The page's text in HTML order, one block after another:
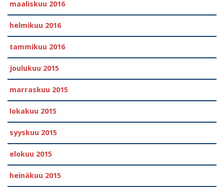
maaliskuu 2016
helmikuu 2016
tammikuu 2016
joulukuu 2015
marraskuu 2015
lokakuu 2015
syyskuu 2015
elokuu 2015
heinäkuu 2015